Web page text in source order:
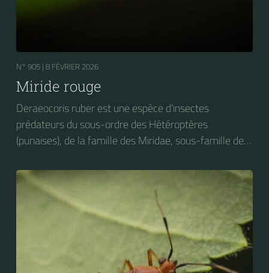
N° 905 | 8 FÉVRIER 2026
Miride rouge
Deraeocoris ruber est une espèce d'insectes
prédateurs du sous-ordre des Hétéroptères
(punaises), de la famille des Miridae, sous-famille des
Deraeocoris. On peut trouver cet insecte sur des
plantes très diverses. Elle s'attaque notamment aux
larves de Craesus septentrionalis (la Thentrède du
bouleau et de l’aulne).